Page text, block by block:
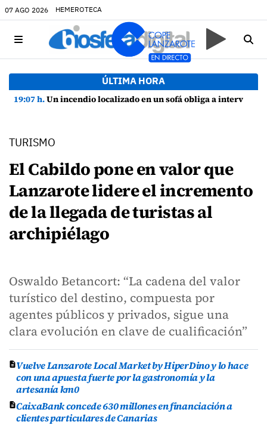
07 AGO 2026 HEMEROTECA
ÚLTIMA HORA
19:07 h.Un incendio localizado en un sofá obliga a intervenir en una vivienda de Playa Honda
TURISMO
El Cabildo pone en valor que
Lanzarote lidere el incremento
de la llegada de turistas al
archipiélago
Oswaldo Betancort: “La cadena del valor
turístico del destino, compuesta por
agentes públicos y privados, sigue una
clara evolución en clave de cualificación”
Vuelve Lanzarote Local Market by HiperDino y lo hace
con una apuesta fuerte por la gastronomía y la
artesanía km0
CaixaBank concede 630 millones en financiación a
clientes particulares de Canarias